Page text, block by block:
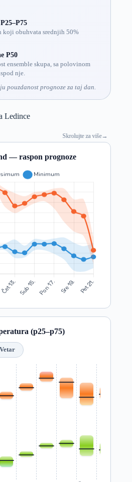
koji obuhvata srednjih 50%
P50
ensemble skupa, sa polovinom
nje.
pouzdanost prognoze za taj dan.
Ledince
Skrolujte za više→
— raspon prognoze
(p25–p75)
Vetar